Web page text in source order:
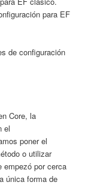
para EF
de configuración
Core, la
el
poner el
o utilizar
empezó por cerca
única forma de